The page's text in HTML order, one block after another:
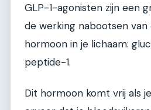
GLP-1-agonisten zijn een
de werking nabootsen van
hormoon in je lichaam:
peptide-1.
Dit hormoon komt vrij als